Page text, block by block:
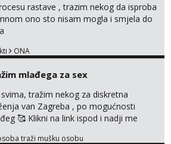
rastave , trazim nekog da isproba
ono sto nisam mogla i smjela do
ONA
mlađega za sex
tražim nekog za diskretna
van Zagreba , po mogućnosti
🥰 Klikni na link ispod i nadji me
traži mušku osobu